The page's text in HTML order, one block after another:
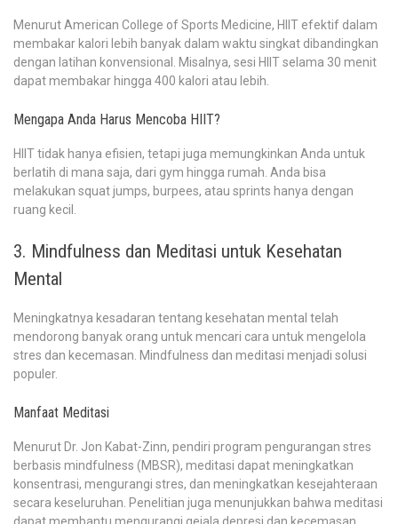
Menurut American College of Sports Medicine, HIIT efektif dalam
membakar kalori lebih banyak dalam waktu singkat dibandingkan
dengan latihan konvensional. Misalnya, sesi HIIT selama 30 menit
dapat membakar hingga 400 kalori atau lebih.
Mengapa Anda Harus Mencoba HIIT?
HIIT tidak hanya efisien, tetapi juga memungkinkan Anda untuk
berlatih di mana saja, dari gym hingga rumah. Anda bisa
melakukan squat jumps, burpees, atau sprints hanya dengan
ruang kecil.
3. Mindfulness dan Meditasi untuk Kesehatan
Mental
Meningkatnya kesadaran tentang kesehatan mental telah
mendorong banyak orang untuk mencari cara untuk mengelola
stres dan kecemasan. Mindfulness dan meditasi menjadi solusi
populer.
Manfaat Meditasi
Menurut Dr. Jon Kabat-Zinn, pendiri program pengurangan stres
berbasis mindfulness (MBSR), meditasi dapat meningkatkan
konsentrasi, mengurangi stres, dan meningkatkan kesejahteraan
secara keseluruhan. Penelitian juga menunjukkan bahwa meditasi